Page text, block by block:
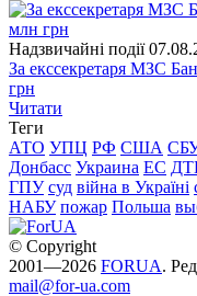
Надзвичайні події
За екссекретаря МЗС
грн
Читати
Теги
АТО УПЦ РФ США
Донбасс Украина ЕС
ГПУ суд війна в Україні
НАБУ пожар Польша
© Copyright
2001—2026 FORUA.
mail@for-ua.com